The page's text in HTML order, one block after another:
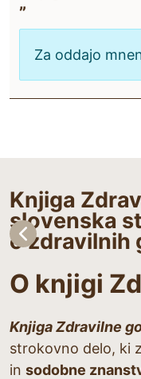
”
Za oddajo
Knjiga
slovenska
o zdravilnih
O knjigi
Knjiga Zdravilne
strokovno delo, ki
in sodobne